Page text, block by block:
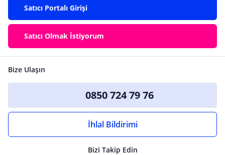
Satıcı Portalı Girişi
Satıcı Olmak İstiyorum
Bize Ulaşın
0850 724 79 76
İhlal Bildirimi
Bizi Takip Edin